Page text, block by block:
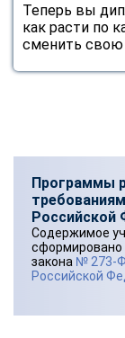
Теперь вы
как расти по
сменить свою
Программы
Российской
Содержимое
сформировано
закона № 273-
Российской